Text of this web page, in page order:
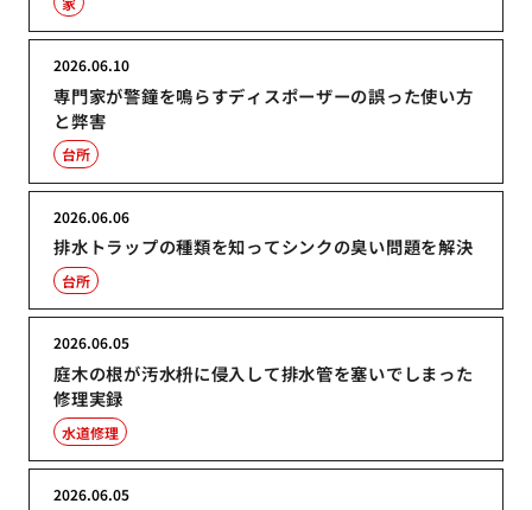
専門家が警鐘を鳴らすディスポーザーの誤った使い方
と弊害
2026.06.10
台所
排水トラップの種類を知ってシンクの臭い問題を解決
2026.06.06
台所
庭木の根が汚水枡に侵入して排水管を塞いでしまった
修理実録
2026.06.05
水道修理
2026.06.05